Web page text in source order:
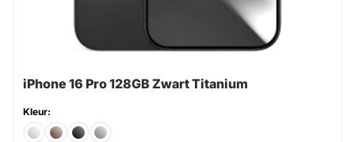
iPhone 16 Pro 128GB Zwart Titanium
Kleur: